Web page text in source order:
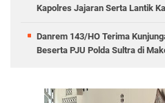
Kapolres Jajaran Serta Lantik
Danrem 143/HO Terima
Beserta PJU Polda Sultra di